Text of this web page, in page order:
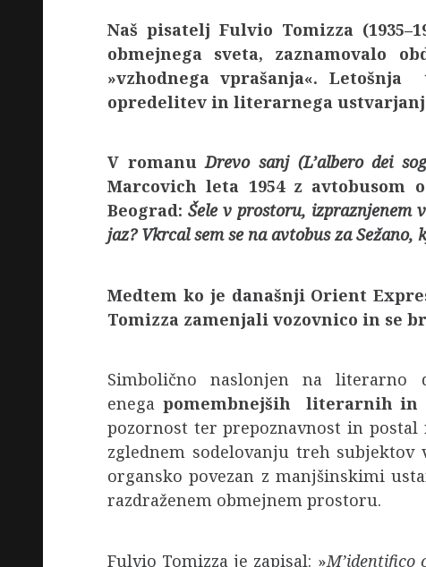
Naš pisatelj Fulvio Tomizza
obmejnega sveta, zaznamovalo
»vzhodnega vprašanja«.
opredelitev in literarnega
V romanuDrevo sanj (L’albero dei
Marcovich leta 1954 z
Beograd: Šele v prostoru, izpraznjenem
jaz? Vkrcal sem se na avtobus za
Medtem ko je današnji Orient
Tomizza zamenjali vozovnico in se
Simbolično naslonjen na literarno
enega pomembnejših literarnih
pozornost ter prepoznavnost in
zglednem sodelovanju treh
organsko povezan z manjšinskimi
razdraženem obmejnem prostoru.
Fulvio Tomizza je zapisal: »M’identifico